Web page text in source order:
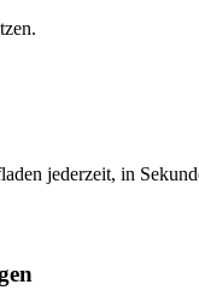
jederzeit, in